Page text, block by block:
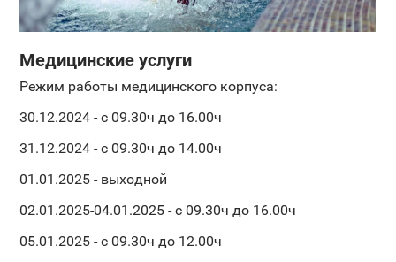
Медицинские услуги
Режим работы медицинского корпуса:
30.12.2024 - с 09.30ч до 16.00ч
31.12.2024 - с 09.30ч до 14.00ч
01.01.2025 - выходной
02.01.2025-04.01.2025 - с 09.30ч до 16.00ч
05.01.2025 - с 09.30ч до 12.00ч